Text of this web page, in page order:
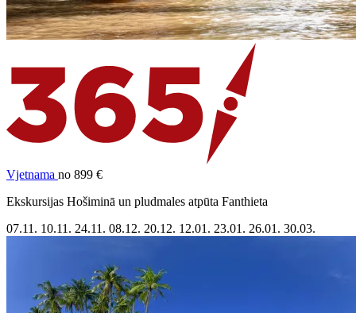
Vjetnama no 899 €
Ekskursijas Hošiminā un pludmales atpūta Fanthieta
07.11. 10.11. 24.11. 08.12. 20.12. 12.01. 23.01. 26.01. 30.03.